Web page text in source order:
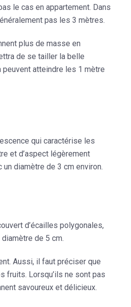
le cas en appartement. Dans
pas les 3 mètres.
plus de masse en
de se tailler la belle
peuvent atteindre les 1 mètre
qui caractérise les
et d’aspect légèrement
un diamètre de 3 cm environ.
d’écailles polygonales,
diamètre de 5 cm.
Aussi, il faut préciser que
fruits. Lorsqu’ils ne sont pas
savoureux et délicieux.